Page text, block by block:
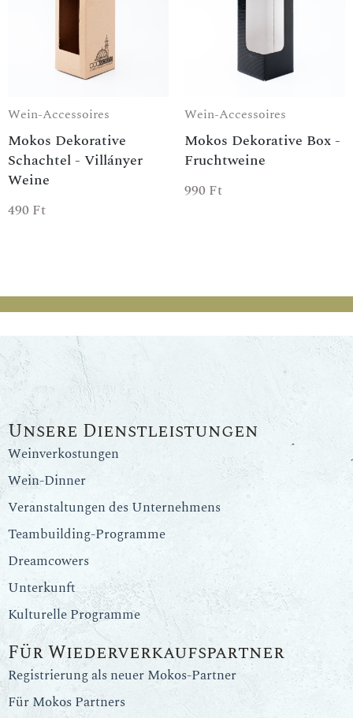
Wein-Accessoires
Mokos Dekorative
Schachtel - Villányer
Weine
490 Ft
Wein-Accessoires
Mokos Dekorative Box -
Fruchtweine
990 Ft
Unsere Dienstleistungen
Weinverkostungen
Wein-Dinner
Veranstaltungen des Unternehmens
Teambuilding-Programme
Dreamcowers
Unterkunft
Kulturelle Programme
Für Wiederverkaufspartner
Registrierung als neuer Mokos-Partner
Für Mokos Partners